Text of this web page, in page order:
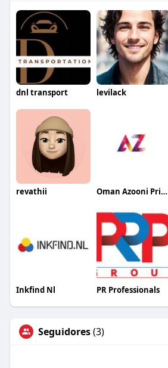
dnl transport levilack
revathii Oman Azooni Prints
Inkfind Nl PR Professionals
Seguidores(3)